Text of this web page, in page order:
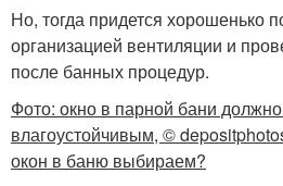
Но, тогда придется хорошенько
организацией вентиляции и
после банных процедур.
Фото: окно в парной бани
влагоустойчивым, ©
окон в баню выбираем?